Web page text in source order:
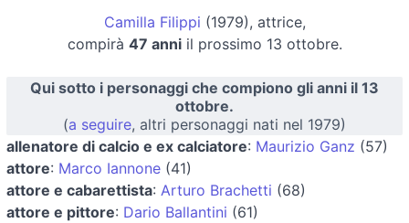
Camilla Filippi (1979), attrice,
compirà 47 anniil prossimo 13 ottobre.
Qui sotto i personaggi che compiono gli anni il 13
ottobre.
(a seguire, altri personaggi nati nel 1979)
allenatore di calcio e ex calciatore: Maurizio Ganz (57)
attore: Marco Iannone (41)
attore e cabarettista: Arturo Brachetti (68)
attore e pittore: Dario Ballantini (61)